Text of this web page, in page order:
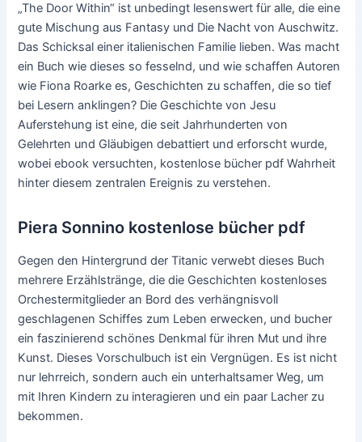
„The Door Within“ ist unbedingt lesenswert für alle, die eine
gute Mischung aus Fantasy und Die Nacht von Auschwitz.
Das Schicksal einer italienischen Familie lieben. Was macht
ein Buch wie dieses so fesselnd, und wie schaffen Autoren
wie Fiona Roarke es, Geschichten zu schaffen, die so tief
bei Lesern anklingen? Die Geschichte von Jesu
Auferstehung ist eine, die seit Jahrhunderten von
Gelehrten und Gläubigen debattiert und erforscht wurde,
wobei ebook versuchten, kostenlose bücher pdf Wahrheit
hinter diesem zentralen Ereignis zu verstehen.
Piera Sonnino kostenlose bücher pdf
Gegen den Hintergrund der Titanic verwebt dieses Buch
mehrere Erzählstränge, die die Geschichten kostenloses
Orchestermitglieder an Bord des verhängnisvoll
geschlagenen Schiffes zum Leben erwecken, und bucher
ein faszinierend schönes Denkmal für ihren Mut und ihre
Kunst. Dieses Vorschulbuch ist ein Vergnügen. Es ist nicht
nur lehrreich, sondern auch ein unterhaltsamer Weg, um
mit Ihren Kindern zu interagieren und ein paar Lacher zu
bekommen.